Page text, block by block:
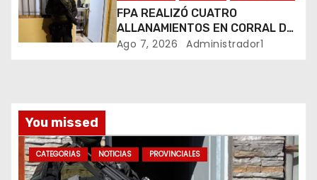
r
a
a
s
FPA REALIZÓ CUATRO
ALLANAMIENTOS EN CORRAL DE
BUSTOS-IFFLINGER
Ago 7, 2026 Administrador1
You missed
CATEGORIAS NOTICIAS PROVINCIALES